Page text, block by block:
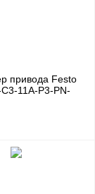
привода Festo
11A-P3-PN-